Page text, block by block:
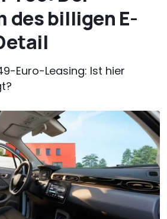
des billigen E-
Euro-Leasing: Ist hier